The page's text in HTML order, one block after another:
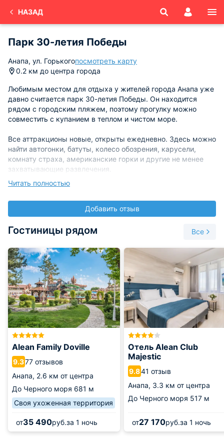
НАЗАД
Парк 30-летия Победы
Анапа, ул. Горькогопосмотреть карту
0.2 км до центра города
Любимым местом для отдыха у жителей города Анапа уже
давно считается парк 30-летия Победы. Он находится
рядом с городским пляжем, поэтому прогулку можно
совместить с купанием в теплом и чистом море.
Все аттракционы новые, открыты ежедневно. Здесь можно
найти автогонки, батуты, колесо обозрения, карусели,
комнату страха, американские горки и другие не менее
захватывающие развлечения.
Отдельно следует посетить две выставки, которые
находятся прямо возле парка. Первая – «Мир животных».
Здесь взрослые и дети могут полюбоваться на
экзотических птиц, рептилий, обезьян. Стоимость билета
небольшая, а выставка достаточно занимательная. Около
названием «Мир динозавров». Подобной в Краснодарском
крае больше нет. Здесь можно полюбоваться на
динозавров в натуральную величину, которые даже могут
двигаться. Чего только стоит один тираннозавр Рекс,
который выглядит очень натурально.
Территория парка ухоженная, здесь регулярно проводится
уборка и уход за клумбами. Уютные дорожки оборудованы
лавочками. А если учесть, что он находится прямо на
берегу моря, то вид с Колеса обозрения открывается
просто неимоверный.
Читать полностью
Добавить отзыв
Гостиницы рядом Все
Alean Family Doville
9.377 отзывов
Анапа, 2.6 км от центра
До Черного моря 681 м
Своя ухоженная территория
от35 490руб.за 1 ночь
Отель Alean Club
Majestic
9.841 отзыв
Анапа, 3.3 км от центра
До Черного моря 517 м
от27 170руб.за 1 ночь